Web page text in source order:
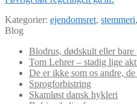
Kategorier: ejendomsret, stemmeri,
Blog
Blodrus, dødskult eller
Tom Lehrer – stadig lige
De er ikke som os andre,
Sprogforbistring
Skamløst dansk hykleri